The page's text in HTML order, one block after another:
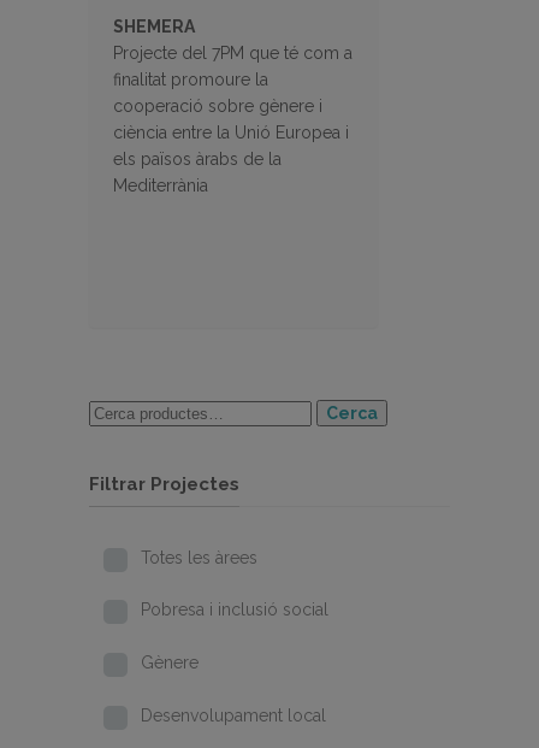
SHEMERA
Projecte del 7PM que té com a
finalitat promoure la
cooperació sobre gènere i
ciència entre la Unió Europea i
els països àrabs de la
Mediterrània
Cerca
Filtrar Projectes
Totes les àrees
Pobresa i inclusió social
Gènere
Desenvolupament local